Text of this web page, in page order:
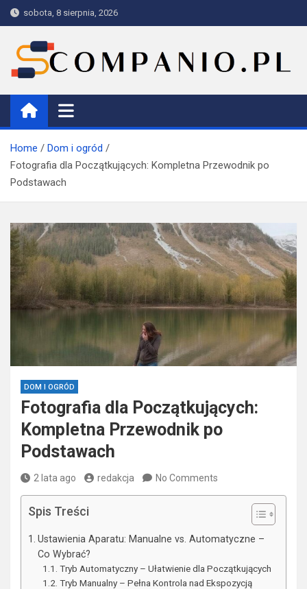
Skip
to
content
sobota, 8 sierpnia, 2026
Companio
Home
Dom i ogród
Fotografia dla Początkujących: Kompletna Przewodnik po
Podstawach
DOM I OGRÓD
Fotografia dla Początkujących:
Kompletna Przewodnik po
Podstawach
2 lata ago redakcja No Comments
Spis Treści
Ustawienia Aparatu: Manualne vs. Automatyczne –
Co Wybrać?
Tryb Automatyczny – Ułatwienie dla Początkujących
Tryb Manualny – Pełna Kontrola nad Ekspozycją